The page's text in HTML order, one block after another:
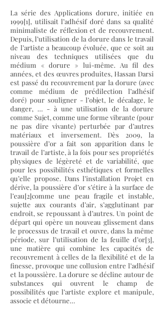
La série des Applications dorure, initiée en
1999[1], utilisait l’adhésif doré dans sa qualité
minimaliste de réflexion et de recouvrement.
Depuis, l’utilisation de la dorure dans le travail
de l’artiste a beaucoup évoluée, que ce soit au
niveau des techniques utilisées que du
médium « dorure » lui-même. Au fil des
années, et des œuvres produites, Hassan Darsi
est passé du recouvrement par la dorure (avec
comme médium de prédilection l’adhésif
doré) pour souligner - l’objet, le décalage, le
danger, … - à une utilisation de la dorure
comme Sujet, comme une forme vibrante (pour
ne pas dire vivante) perturbée par d’autres
matériaux et inversement. Dès 2009, la
poussière d’or a fait son apparition dans le
travail de l’artiste, à la fois pour ses propriétés
physiques de légèreté et de variabilité, que
pour les possibilités esthétiques et formelles
qu’elle propose. Dans l’installation Projet en
dérive, la poussière d’or s’étire à la surface de
l’eau[2]comme une peau fragile et instable,
sujette aux courants d’air, s’agglutinant par
endroit, se repoussant à d’autres. Un point de
départ qui opère un nouveau glissement dans
le processus de travail et ouvre, dans la même
période, sur l’utilisation de la feuille d’or[3],
une matière qui combine les capacités de
recouvrement à celles de la flexibilité et de la
finesse, provoque une collusion entre l’adhésif
et la poussière. La dorure se décline autour de
substances qui ouvrent le champ de
possibilités que l’artiste explore et manipule,
associe et détourne…